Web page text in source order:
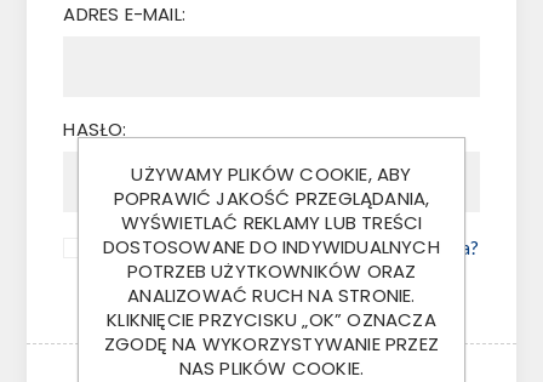
ADRES E-MAIL:
HASŁO:
Zapamiętaj mnie? Nie pamiętasz hasła?
UŻYWAMY PLIKÓW COOKIE, ABY
POPRAWIĆ JAKOŚĆ PRZEGLĄDANIA,
WYŚWIETLAĆ REKLAMY LUB TREŚCI
DOSTOSOWANE DO INDYWIDUALNYCH
POTRZEB UŻYTKOWNIKÓW ORAZ
ANALIZOWAĆ RUCH NA STRONIE.
KLIKNIĘCIE PRZYCISKU „OK” OZNACZA
ZGODĘ NA WYKORZYSTYWANIE PRZEZ
NAS PLIKÓW COOKIE.